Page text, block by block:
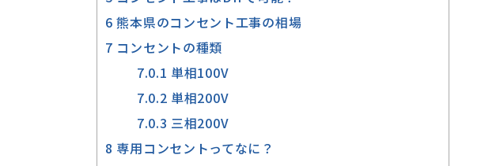
6 熊本県のコンセント工事の相場
7 コンセントの種類
7.0.1 単相100V
7.0.2 単相200V
7.0.3 三相200V
8 専用コンセントってなに？